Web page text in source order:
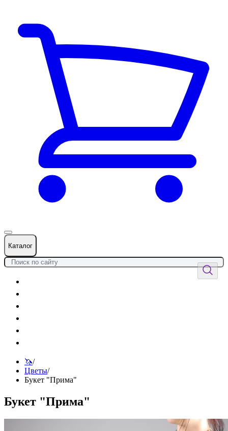
Каталог
🦄/
Цветы/
Букет "Прима"
Букет "Прима"